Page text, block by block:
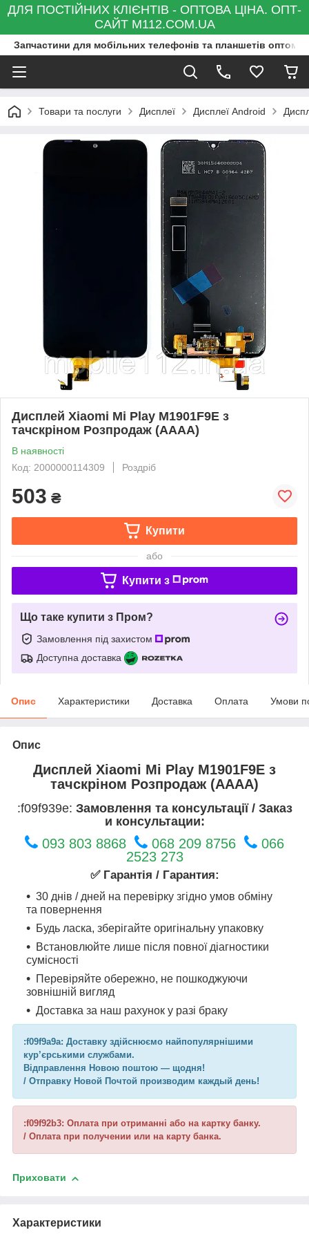
ДЛЯ ПОСТІЙНИХ КЛІЄНТІВ - ОПТОВА ЦІНА. ОПТ-
САЙТ M112.COM.UA
Запчастини для мобільних телефонів та планшетів оптом
Товари та послуги Дисплеї Дисплеї Android
Дисплей Xiaomi Mi Play M1901F9E з
тачскріном Розпродаж (AAAA)
В наявності
Код: 2000000114309
Роздріб
503 ₴
Купити
або
Купити з
Що таке купити з Пром?
Замовлення під захистом
Доступна доставка
Опис Характеристики Доставка Оплата Умови
Опис
Дисплей Xiaomi Mi Play M1901F9E з
тачскріном Розпродаж (AAAA)
:f09f939e: Замовлення та консультації / Заказ
и консультации:
093 803 8868 068 209 8756
066
2523 273
✅ Гарантія / Гарантия:
30 днів / дней на перевірку згідно умов обміну
та повернення
Будь ласка, зберігайте оригінальну упаковку
Встановлюйте лише після повної діагностики
сумісності
Перевіряйте обережно, не пошкоджуючи
зовнішній вигляд
Доставка за наш рахунок у разі браку
:f09f9a9a: Доставку здійснюємо найпопулярнішими
кур’єрськими службами.
Відправлення Новою поштою — щодня!
/ Отправку Новой Почтой производим каждый день!
:f09f92b3: Оплата при отриманні або на картку банку.
/ Оплата при получении или на карту банка.
Приховати
Характеристики